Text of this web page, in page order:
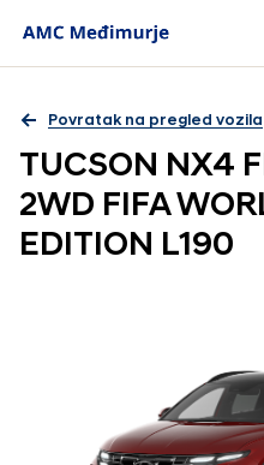
Povratak na pregled vozila
TUCSON NX4
2WD FIFA
EDITION L190